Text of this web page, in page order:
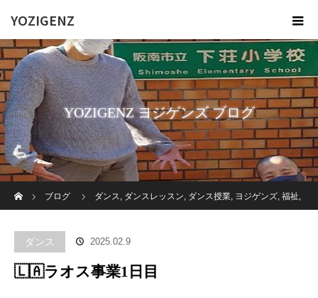
YOZIGENZ
YOZIGENZ ヨジゲンズ ブログ
ブログ
ダンス, ダンスレッスン, ダンス授業, ヨジゲンズ, 福祉,
ダンス 2025.02.9
🇱🇦ラオス事業1日目